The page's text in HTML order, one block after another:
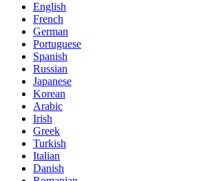
English
French
German
Portuguese
Spanish
Russian
Japanese
Korean
Arabic
Irish
Greek
Turkish
Italian
Danish